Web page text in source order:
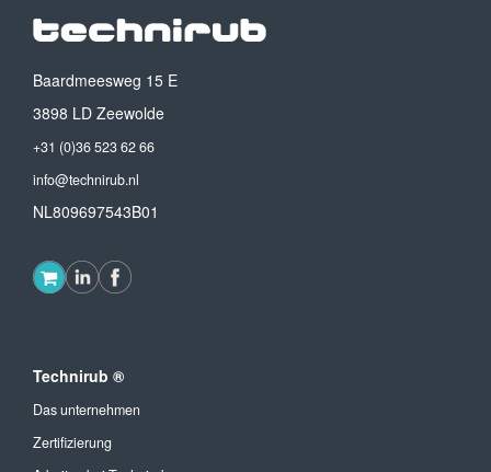
Baardmeesweg 15 E
3898 LD Zeewolde
+31 (0)36 523 62 66
info@technirub.nl
NL809697543B01
Technirub ®
Das unternehmen
Zertifizierung